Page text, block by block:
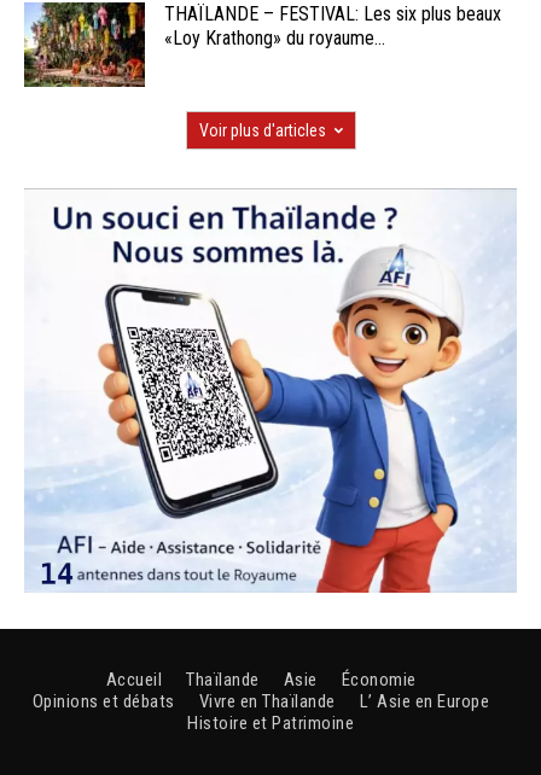
THAÏLANDE – FESTIVAL: Les six plus beaux
«Loy Krathong» du royaume...
Voir plus d'articles
Accueil Thaïlande Asie
Économie
Opinions et débats
Vivre en Thaïlande
L’ Asie en Europe
Histoire et Patrimoine